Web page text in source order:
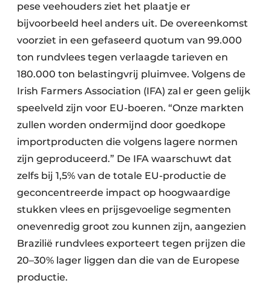
pese veehouders ziet het plaatje er
bijvoorbeeld heel anders uit. De overeenkomst
voorziet in een gefaseerd quotum van 99.000
ton rundvlees tegen verlaagde tarieven en
180.000 ton belastingvrij pluimvee. Volgens de
Irish Farmers Association (IFA) zal er geen gelijk
speelveld zijn voor EU-boeren. “Onze markten
zullen worden ondermijnd door goedkope
importproducten die volgens lagere normen
zijn geproduceerd.” De IFA waarschuwt dat
zelfs bij 1,5% van de totale EU-productie de
geconcentreerde impact op hoogwaardige
stukken vlees en prijsgevoelige segmenten
onevenredig groot zou kunnen zijn, aan­gezien
Brazilië rundvlees exporteert tegen prijzen die
20–30% lager liggen dan die van de Europese
productie.